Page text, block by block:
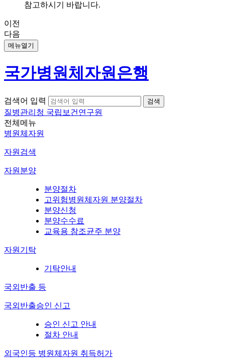
참고하시기 바랍니다.
이전
다음
메뉴열기
국가병원체자원은행
검색어 입력
질병관리청 국립보건연구원
전체메뉴
병원체자원
자원검색
자원분양
분양절차
고위험병원체자원 분양절차
분양신청
분양수수료
교육용 참조균주 분양
자원기탁
기탁안내
국외반출 등
국외반출승인 신고
승인 신고 안내
절차 안내
외국인등 병원체자원 취득허가